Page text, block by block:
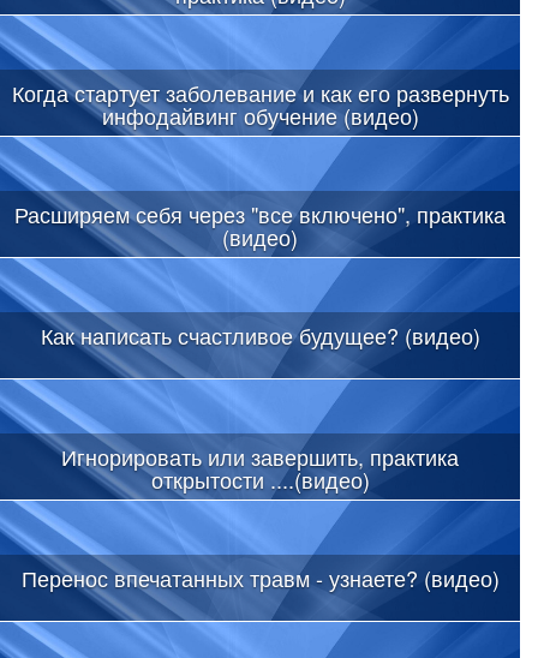
Когда стартует заболевание и как его развернуть
инфодайвинг обучение (видео)
Расширяем себя через "все включено", практика
(видео)
Как написать счастливое будущее? (видео)
Игнорировать или завершить, практика
открытости ....(видео)
Перенос впечатанных травм - узнаете? (видео)